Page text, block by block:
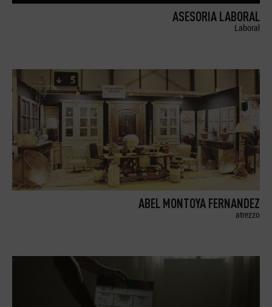
ASESORIA LABORAL
Laboral
ABEL MONTOYA FERNANDEZ
atrezzo